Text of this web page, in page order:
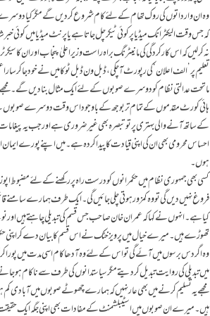
وہ ان وارداتوں کی روک تھام کے لئے کام شروع کر دیں گے مگر کیا دوسرے
کہ جس وقت الیکٹرانک میڈیا پر کوئی ٹیکر چل جاتا ہے یا پرنٹ میڈیامیں
نہ کرلیں کہ اس کارکردگی کی مانیٹرنگ براہ راست وزیراعلیٰ پنجاب اور ان کا
تعلیم پر’ الف اعلان ‘کی رپورٹ آ چکی،ڈبل ون ڈبل ٹو کا میں نے خود جا کر
ماتحت عدالتی نظام کو دوسرے صوبوں کے لئے ایک مثال بنا دیں گے۔
ہائی کورٹ مقدموں کے تمام تر بوجھ کے باوجود اس وقت دوسرے صوبوں سے
کے ساتھ آنے والی بہتری پر تو تبصرہ بھی غیر ضروری ہے اور جب یہ
احساس محرومی بھی ان کی اپنی قیادت کا پیدا کردہ ہے۔ میں اپنے پورے ایمان
ہوں۔
کسی بھی جمہوری نظام میں حکمرانوں کو درست راہ پررکھنے کے لئے مضبوط
فروغ نہیں دیں گی تو وہ کمزور ہوتی چلی جائیں گی۔ ایک طرف ہمارے سامنے
کیا ہے۔ انہوں نے کہا کہ عمران خان صاحب جس قسم کی تبدیلی چاہتے
تھوڑے ہیں۔ میرے خیال میں پرویز خٹک نے اس قسم کا بیان دے کر اپنی
وہ اگر دس برسوں میں آئے گی تو اس کے لئے وہ آدھا کام اسی مدت میں
میں تبدیلی کی روایت تبدیل کر دیتے مگر سیاستدانوں کی طرف سے ناکام
مجھے یہ تسلیم کرنے میں بھی عار نہیں کہ ہمارے چھوٹے صوبوں میں آبادی
ہیں۔ میرے ان صوبوں میں اسٹیبلشمنٹ کے مفادات بھی اپنی جگہ ایک